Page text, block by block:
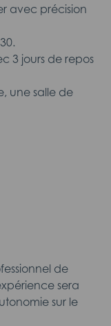
avec précision
3 jours de repos
une salle de
de
sera
sur le